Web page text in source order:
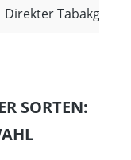
Direkter
SORTEN: